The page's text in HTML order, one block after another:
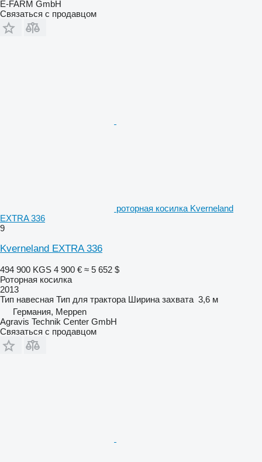
E-FARM GmbH
Связаться с продавцом
роторная косилка Kverneland
EXTRA 336
9
Kverneland EXTRA 336
494 900 KGS 4 900 € ≈ 5 652 $
Роторная косилка
2013
Тип навесная Тип для трактора Ширина захвата 3,6 м
Германия, Meppen
Agravis Technik Center GmbH
Связаться с продавцом